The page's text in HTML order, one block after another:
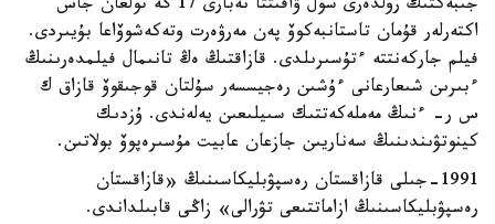
جىبەكتىڭ رولدەرى سول ۋاقىتتا نەبارى 17 گە تولعان جاس
اكتەرلەر قۇمان تاستانبەكوۆ پەن مەرۋەرت وتەكەشوۆاعا بۇيىردى.
فيلم جاركەنتتە ءتۇسىرىلدى. قازاقتىڭ ەڭ تانىمال فيلمدەرىنىڭ
ءبىرىن شىعارعانى ءۇشىن رەجيسسەر سۇلتان قوجىقوۆ قازاق ك
س ر- ءنىڭ مەملەكەتتىك سىيلىعىن يەلەندى. ۇزدىك
كينوتۋىندىنىڭ سەناريىن جازعان عابيت مۇسىرەپوۆ بولاتىن.
1991-جىلى قازاقستان رەسپۋبليكاسىنىڭ «قازاقستان
رەسپۋبليكاسىنىڭ ازاماتتىعى تۋرالى» زاڭى قابىلداندى.